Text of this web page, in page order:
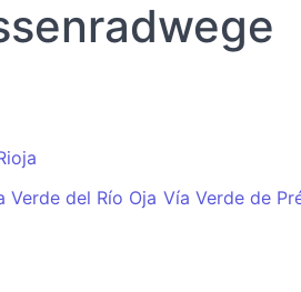
Verde del Río Oja Vía Verde de